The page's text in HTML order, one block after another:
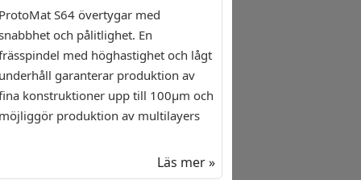
S64 övertygar med
och pålitlighet. En
med höghastighet och lågt
garanterar produktion av
konstruktioner upp till 100µm och
produktion av multilayers
Läs mer »